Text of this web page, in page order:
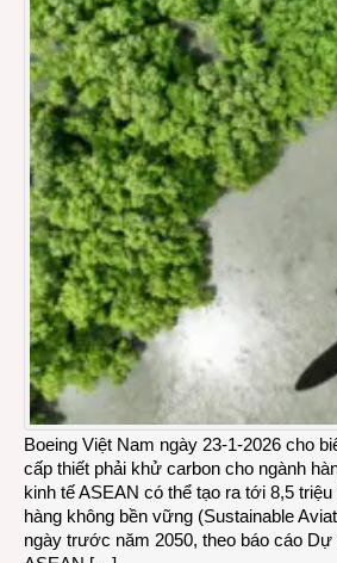
Boeing Việt Nam ngày 23-1-2026 cho
cấp thiết phải khử carbon cho ngành
kinh tế ASEAN có thể tạo ra tới 8,5 triệu
hàng không bền vững (Sustainable
ngày trước năm 2050, theo báo cáo Dự